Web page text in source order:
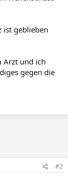
ist geblieben
Arzt und ich
gegen die
#2